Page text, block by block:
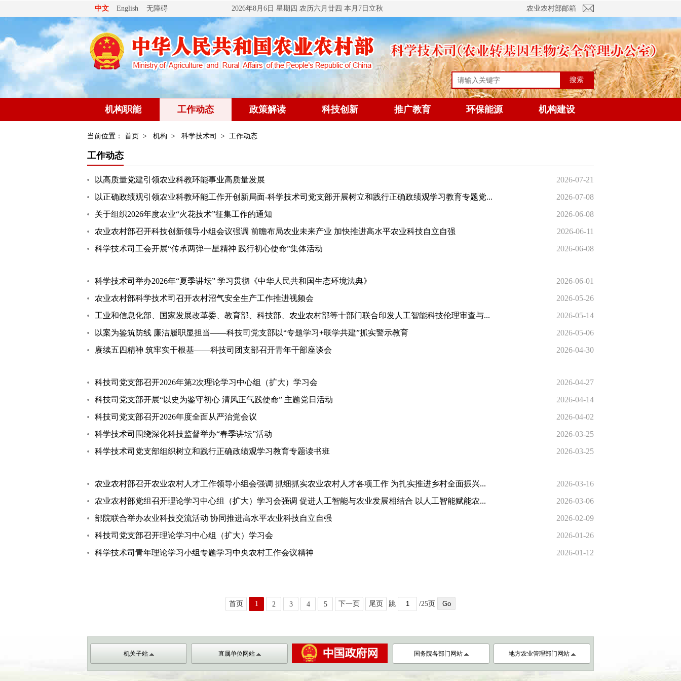
中文 English 无障碍 2026年8月6日 星期四 农历六月廿四 本月7日立秋 农业农村部邮箱
搜索
机构职能 工作动态 政策解读 科技创新 推广教育 环保能源 机构建设
当前位置： 首页 > 机构 > 科学技术司 > 工作动态
工作动态
以高质量党建引领农业科教环能事业高质量发展
2026-07-21
以正确政绩观引领农业科教环能工作开创新局面-科学技术司党支部开展树立和践行正确政绩观学习教育专题党...
2026-07-08
关于组织2026年度农业“火花技术”征集工作的通知
2026-06-08
农业农村部召开科技创新领导小组会议强调 前瞻布局农业未来产业 加快推进高水平农业科技自立自强
2026-06-11
科学技术司工会开展“传承两弹一星精神 践行初心使命”集体活动
2026-06-08
科学技术司举办2026年“夏季讲坛” 学习贯彻《中华人民共和国生态环境法典》
2026-06-01
农业农村部科学技术司召开农村沼气安全生产工作推进视频会
2026-05-26
工业和信息化部、国家发展改革委、教育部、科技部、农业农村部等十部门联合印发人工智能科技伦理审查与...
2026-05-14
以案为鉴筑防线 廉洁履职显担当——科技司党支部以“专题学习+联学共建”抓实警示教育
2026-05-06
赓续五四精神 筑牢实干根基——科技司团支部召开青年干部座谈会
2026-04-30
科技司党支部召开2026年第2次理论学习中心组（扩大）学习会
2026-04-27
科技司党支部开展“以史为鉴守初心 清风正气践使命” 主题党日活动
2026-04-14
科技司党支部召开2026年度全面从严治党会议
2026-04-02
科学技术司围绕深化科技监督举办“春季讲坛”活动
2026-03-25
科学技术司党支部组织树立和践行正确政绩观学习教育专题读书班
2026-03-25
农业农村部召开农业农村人才工作领导小组会强调 抓细抓实农业农村人才各项工作 为扎实推进乡村全面振兴...
2026-03-16
农业农村部党组召开理论学习中心组（扩大）学习会强调 促进人工智能与农业发展相结合 以人工智能赋能农...
2026-03-06
部院联合举办农业科技交流活动 协同推进高水平农业科技自立自强
2026-02-09
科技司党支部召开理论学习中心组（扩大）学习会
2026-01-26
科学技术司青年理论学习小组专题学习中央农村工作会议精神
2026-01-12
首页 1 2 3 4 5 下一页 尾页 跳 /25页
机关子站 直属单位网站 国务院各部门网站 地方农业管理部门网站